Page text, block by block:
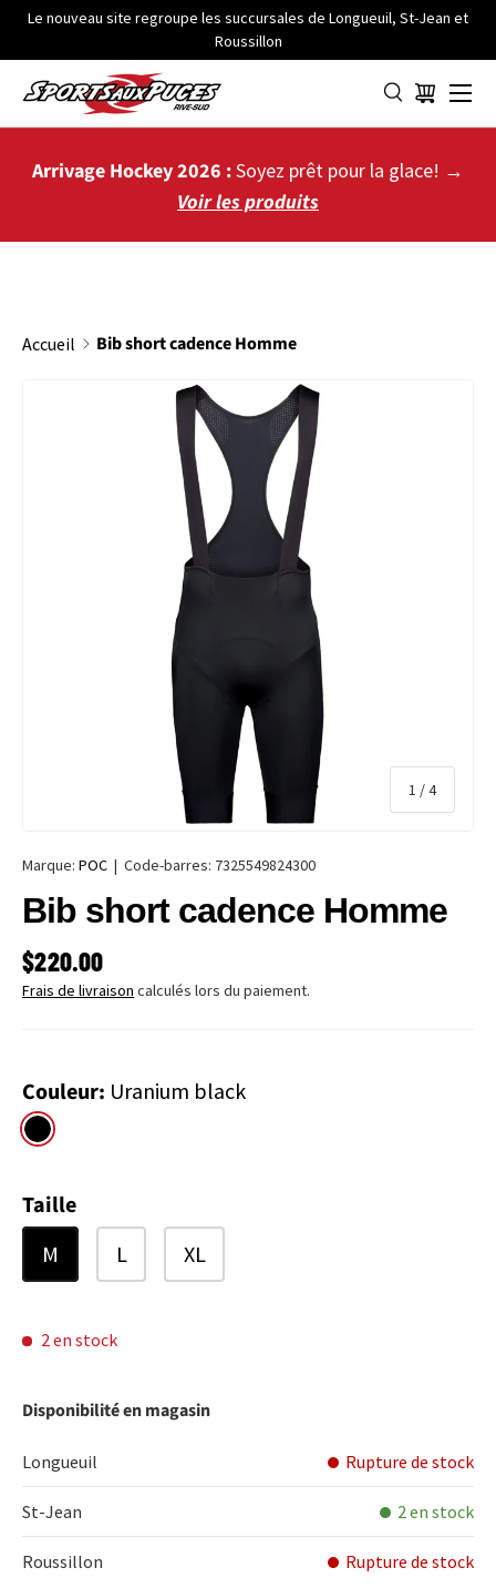
ALLER AU CONTENU
Le nouveau site regroupe les succursales de Longueuil, St-Jean et
Roussillon
Panier
Menu
Arrivage Hockey 2026 :Soyez prêt pour la glace! →
Voir les produits
Accueil Bib short cadence Homme
PASSER AUX INFORMATIONS PRODUITS
1 /de
4
Marque: POC | Code-barres: 7325549824300
Bib short cadence Homme
PRIX HABITUEL
$220.00
Frais de livraison calculés lors du paiement.
Couleur: Uranium black
Uranium black
Taille
M L XL
2 en stock
Disponibilité en magasin
Longueuil Rupture de stock
St-Jean 2 en stock
Roussillon Rupture de stock